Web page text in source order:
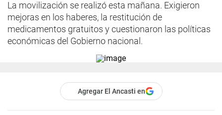
La movilización se realizó esta mañana. Exigieron
mejoras en los haberes, la restitución de
medicamentos gratuitos y cuestionaron las políticas
económicas del Gobierno nacional.
Agregar El Ancasti en